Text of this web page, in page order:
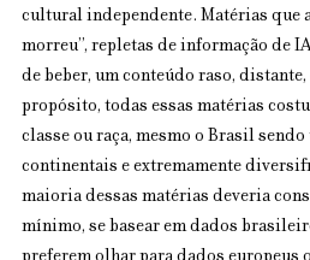
cultural independente. Matérias que
morreu”, repletas de informação de
de beber, um conteúdo raso,
propósito, todas essas matérias
classe ou raça, mesmo o Brasil
continentais e extremamente
maioria dessas matérias deveria
mínimo, se basear em dados